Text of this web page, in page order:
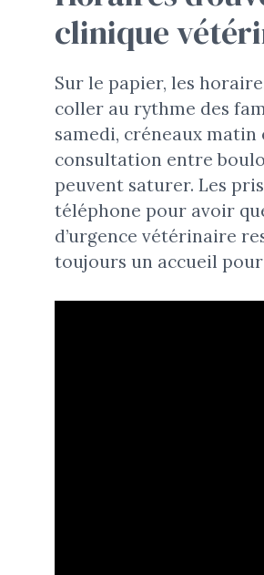
clinique
Sur le papier, les
coller au rythme des
samedi, créneaux
consultation entre
peuvent saturer. Les
téléphone pour avoir
d’urgence vétérinaire
toujours un accueil